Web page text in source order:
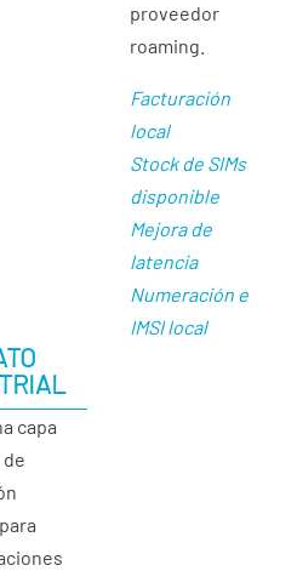
proveedor
roaming.
Facturación
local
Stock de SIMs
disponible
Mejora de
latencia
Numeración e
IMSI local
capa